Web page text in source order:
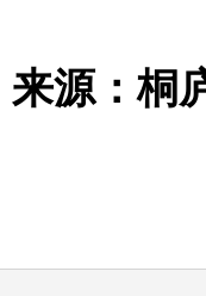
来源：